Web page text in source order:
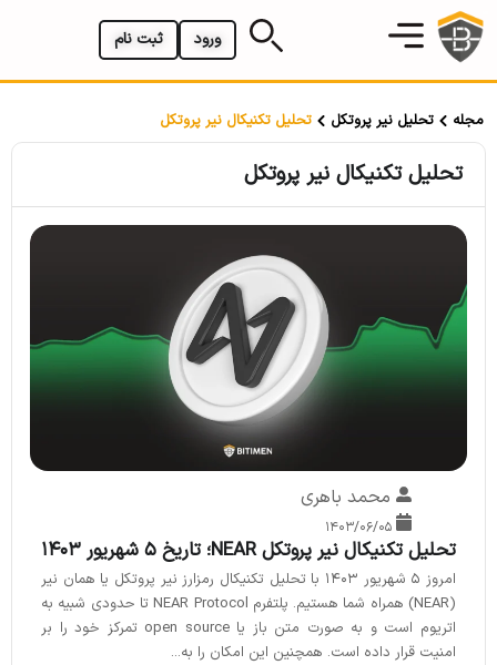
ثبت نام ورود
مجله تحلیل نیر پروتکل تحلیل تکنیکال نیر پروتکل
تحلیل تکنیکال نیر پروتکل
محمد باهری
۱۴۰۳/۰۶/۰۵
تحلیل تکنیکال نیر پروتکل NEAR؛ تاریخ ۵ شهریور ۱۴۰۳
امروز ۵ شهریور ۱۴۰۳ با تحلیل تکنیکال رمزارز نیر پروتکل یا همان نیر
(NEAR) همراه شما هستیم. پلتفرم NEAR Protocol تا حدودی شبیه به
اتریوم است و به صورت متن باز یا open source تمرکز خود را بر
امنیت قرار داده است. همچنین این امکان را به...